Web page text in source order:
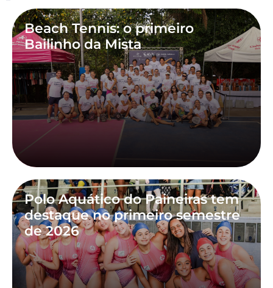
Beach Tennis: o primeiro
Bailinho da Mista
Polo Aquático do Paineiras tem
destaque no primeiro semestre
de 2026